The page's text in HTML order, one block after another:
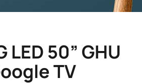
LED 50” GHU
TV